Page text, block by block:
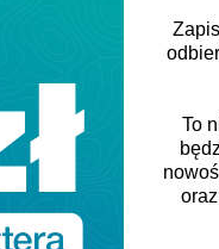
REGULAR FIT
Klasyczny, luźniejszy i
minimalnym
większą swobodę
To